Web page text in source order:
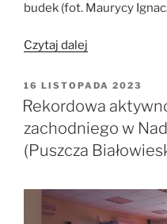
budek (fot. Maurycy
Czytaj dalej
w
Nadleśnictwie
Skierniewice”
OPUBLIKOWANE
W
16 LISTOPADA 2023
Rekordowa
zachodniego w
(Puszcza